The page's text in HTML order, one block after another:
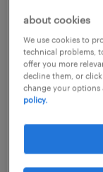
東京都板橋
temporary
¥1500.00
about cookies
We use cookies to
technical problems,
offer you more
decline them, or
change your options
policy.